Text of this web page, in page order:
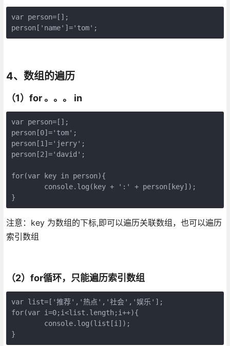
var person=[];
person['name']='tom';
4、数组的遍历
（1）for 。。。 in
var person=[];
person[0]='tom';
person[1]='jerry';
person[2]='david';
for(var key in person){
}
注意：key 为数组的下标,即可以遍历关联数组，也可以遍历
索引数组
（2）for循环，只能遍历索引数组
var list=['推荐','热点','社会','娱乐'];
for(var i=0;i<list.length;i++){
}